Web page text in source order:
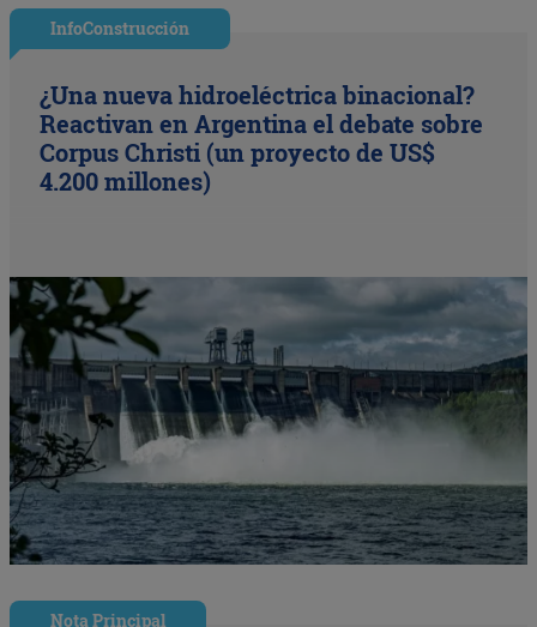
InfoConstrucción
¿Una nueva hidroeléctrica binacional?
Reactivan en Argentina el debate sobre
Corpus Christi (un proyecto de US$
4.200 millones)
Nota Principal